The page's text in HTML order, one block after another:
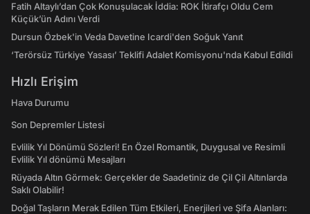
Fatih Altaylı’dan Çok Konuşulacak İddia: ROK İtirafçı Oldu Cem
Küçük’ün Adını Verdi
Dursun Özbek'in Veda Davetine Icardi'den Soğuk Yanıt
‘Terörsüz Türkiye Yasası’ Teklifi Adalet Komisyonu'nda Kabul Edildi
Hızlı Erişim
Hava Durumu
Son Depremler Listesi
Evlilik Yıl Dönümü Sözleri! En Özel Romantik, Duygusal ve Resimli
Evlilik Yıl dönümü Mesajları
Rüyada Altın Görmek: Gerçekler de Saadetiniz de Çil Çil Altınlarda
Saklı Olabilir!
Doğal Taşların Merak Edilen Tüm Etkileri, Enerjileri ve Şifa Alanları: